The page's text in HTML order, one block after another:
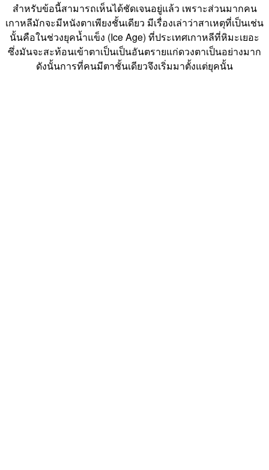
สำหรับข้อนี้สามารถเห็นได้ชัดเจนอยู่แล้ว เพราะส่วนมากคน
เกาหลีมักจะมีหนังตาเพียงชั้นเดียว มีเรื่องเล่าว่าสาเหตุที่เป็นเช่น
นั้นคือในช่วงยุคน้ำแข็ง (Ice Age) ที่ประเทศเกาหลีที่หิมะเยอะ
ซึ่งมันจะสะท้อนเข้าตาเป็นเป็นอันตรายแก่ดวงตาเป็นอย่างมาก
ดังนั้นการที่คนมีตาชั้นเดียวจึงเริ่มมาตั้งแต่ยุคนั้น